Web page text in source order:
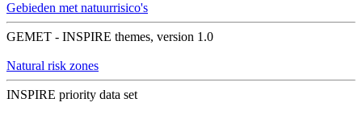
Gebieden met natuurrisico's
GEMET - INSPIRE themes, version 1.0
Natural risk zones
INSPIRE priority data set